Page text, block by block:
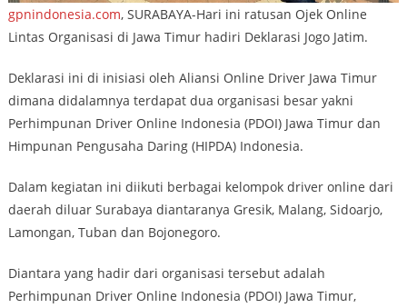
gpnindonesia.com, SURABAYA-Hari ini ratusan Ojek Online
Lintas Organisasi di Jawa Timur hadiri Deklarasi Jogo Jatim.
Deklarasi ini di inisiasi oleh Aliansi Online Driver Jawa Timur
dimana didalamnya terdapat dua organisasi besar yakni
Perhimpunan Driver Online Indonesia (PDOI) Jawa Timur dan
Himpunan Pengusaha Daring (HIPDA) Indonesia.
Dalam kegiatan ini diikuti berbagai kelompok driver online dari
daerah diluar Surabaya diantaranya Gresik, Malang, Sidoarjo,
Lamongan, Tuban dan Bojonegoro.
Diantara yang hadir dari organisasi tersebut adalah
Perhimpunan Driver Online Indonesia (PDOI) Jawa Timur,